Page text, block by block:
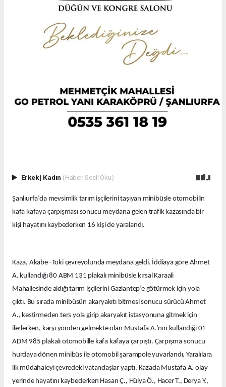
Erkek| Kadın (Haberi Sesli Oku)
Şanlıurfa’da mevsimlik tarım işçilerini taşıyan minibüsle otomobilin
kafa kafaya çarpışması sonucu meydana gelen trafik kazasında bir
kişi hayatını kaybederken 16 kişi de yaralandı.
Kaza, Akabe -Toki çevreyolunda meydana geldi. İddiaya göre Ahmet
A. kullandığı 80 ABM 131 plakalı minibüsle kırsal Karaali
Mahallesinde aldığı tarım işçilerini Gaziantep’e götürmek için yola
çıktı. Bu sırada minibüsün akaryakıtı bitmesi sonucu sürücü Ahmet
A., kestirmeden ters yola girip akaryakıt istasyonuna gitmek için
ilerlerken, karşı yönden gelmekte olan Mustafa A.’nın kullandığı 01
ADM 985 plakalı otomobille kafa kafaya çarpıştı. Çarpışma sonucu
hurdaya dönen minibüs ile otomobil şarampole yuvarlandı. Yaralılara
ilk müdahaleyi çevredeki vatandaşlar yaptı. Kazada Mustafa A. olay
yerinde hayatını kaybederken Hasan Ç., Hülya Ö., Hacer T., Derya Y.,